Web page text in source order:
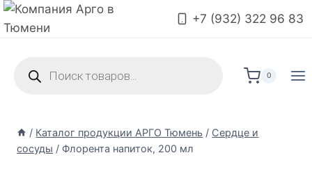
+7 (932) 322 96 83
0
/ Каталог продукции АРГО Тюмень / Сердце и
сосуды / Флорента напиток, 200 мл